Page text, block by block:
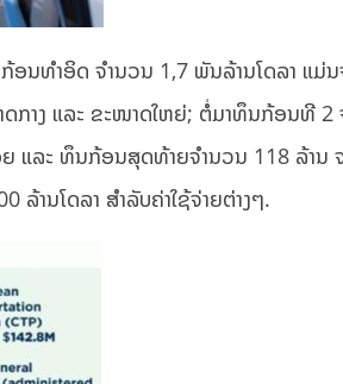
ອນທຳອິດ ຈຳນວນ 1,7 ພັນລ້ານໂດລາ ແມ່ນ
ດກາງ ແລະ ຂະໜາດໃຫຍ່; ຕໍ່ມາທຶນກ້ອນທີ
ຍ ແລະ ທຶນກ້ອນສຸດທ້າຍຈຳນວນ 118 ລ້ານ
ານໂດລາ ສຳລັບຄ່າໃຊ້ຈ່າຍຕ່າງໆ.